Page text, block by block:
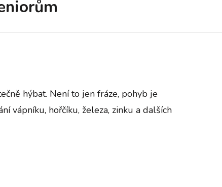
hýbat. Není to jen fráze, pohyb je
vápníku, hořčíku, železa, zinku a dalších